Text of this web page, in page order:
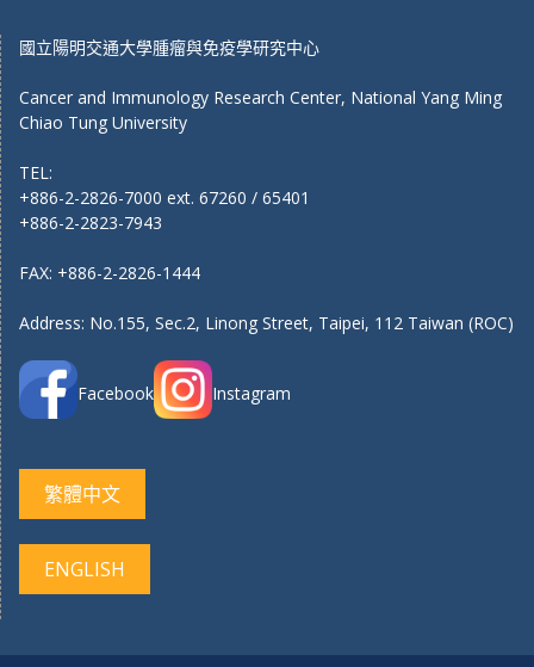
國立陽明交通大學腫瘤與免疫學研究中心
Cancer and Immunology Research Center, National Yang Ming
Chiao Tung University
TEL:
+886-2-2826-7000 ext. 67260 / 65401
+886-2-2823-7943
FAX: +886-2-2826-1444
Address: No.155, Sec.2, Linong Street, Taipei, 112 Taiwan (ROC)
Facebook Instagram
繁體中文
ENGLISH